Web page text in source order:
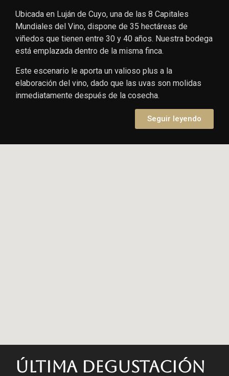
Ubicada en Luján de Cuyo, una de las 8 Capitales
Mundiales del Vino, dispone de 35 hectáreas de
viñedos que tienen entre 30 y 40 años. Nuestra bodega
está emplazada dentro de la misma finca.
Este escenario le aporta un valioso plus a la
elaboración del vino, dado que las uvas son molidas
inmediatamente después de la cosecha.
Seguir leyendo
Última degustación